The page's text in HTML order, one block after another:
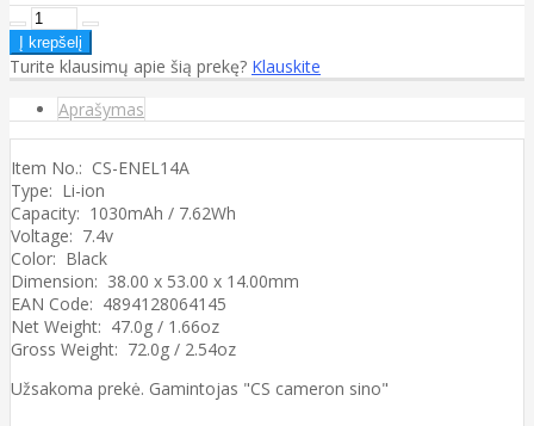
Turite klausimų apie šią prekę? Klauskite
Aprašymas
Item No.: CS-ENEL14A
Type: Li-ion
Capacity: 1030mAh / 7.62Wh
Voltage: 7.4v
Color: Black
Dimension: 38.00 x 53.00 x 14.00mm
EAN Code: 4894128064145
Net Weight: 47.0g / 1.66oz
Gross Weight: 72.0g / 2.54oz
Užsakoma prekė. Gamintojas "CS cameron sino"